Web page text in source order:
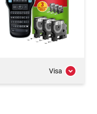
Visa